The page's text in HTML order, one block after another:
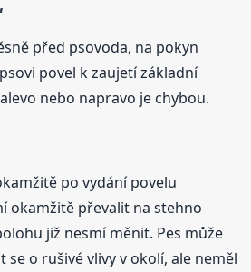
před psovoda, na pokyn
povel k zaujetí základní
nebo napravo je chybou.
po vydání povelu
okamžitě převalit na stehno
již nesmí měnit. Pes může
se o rušivé vlivy v okolí, ale neměl